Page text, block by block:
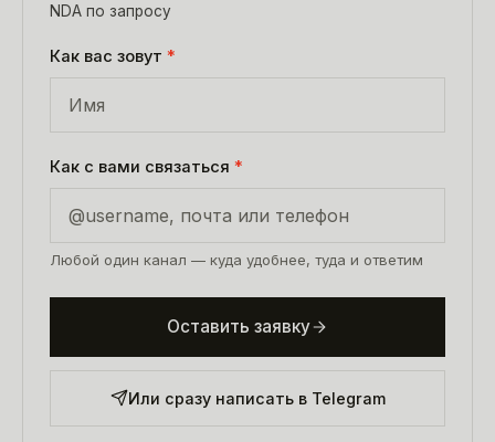
NDA по запросу
Как вас зовут *
Как с вами связаться *
Любой один канал — куда удобнее, туда и ответим
Оставить заявку
Или сразу написать в Telegram